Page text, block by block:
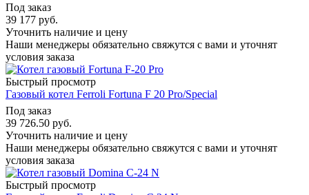
Под заказ
39 177 руб.
Уточнить наличие и цену
Наши менеджеры обязательно свяжутся с вами и уточнят
условия заказа
Быстрый просмотр
Газовый котел Ferroli Fortuna F 20 Pro/Special
Под заказ
39 726.50 руб.
Уточнить наличие и цену
Наши менеджеры обязательно свяжутся с вами и уточнят
условия заказа
Быстрый просмотр